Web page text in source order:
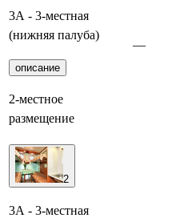
3А - 3-местная
(нижняя палуба)
описание
2-местное
размещение
—
2
3А - 3-местная